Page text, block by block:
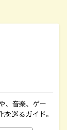
、音楽、ゲー
巡るガイド。